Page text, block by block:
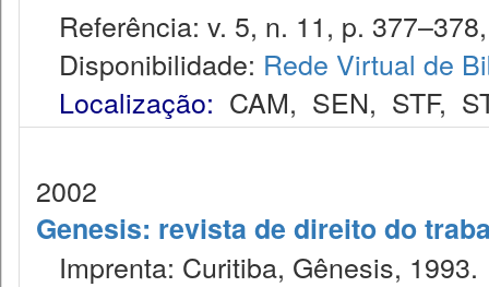
Referência: v. 5, n. 11, p.
Disponibilidade: Rede Virtual de
Localização: CAM, SEN, STF,
2002
Genesis: revista de direito do
Imprenta: Curitiba, Gênesis, 1993.